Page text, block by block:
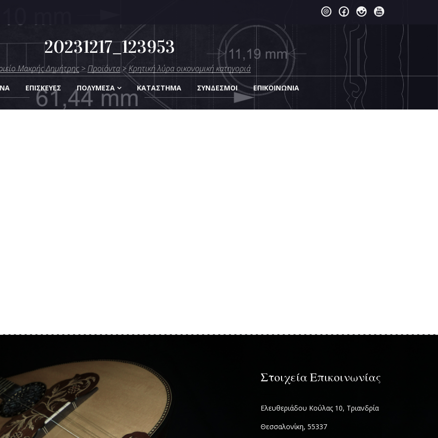
ΕΠΙΣΚΕΎΕΣ ΠΟΛΥΜΈΣΑ KΑΤΆΣΤΗΜΑ ΣΎΝΔΕΣΜΟΙ EΠΙΚΟΙΝΩΝΊΑ
20231217_123953
Μακρής Δημήτρης >Προϊόντα >Κρητική λύρα οικονομική κατηγοριά
Στοιχεία Επικοινωνίας
Ελευθεριάδου Κούλας 10, Τριανδρία
Θεσσαλονίκη, 55337